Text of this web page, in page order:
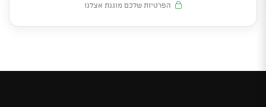
הפרטיות שלכם מוגנת אצלנו